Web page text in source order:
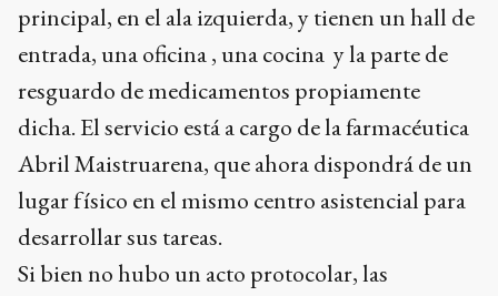
principal, en el ala izquierda, y tienen un hall de
entrada, una oficina , una cocina y la parte de
resguardo de medicamentos propiamente
dicha. El servicio está a cargo de la farmacéutica
Abril Maistruarena, que ahora dispondrá de un
lugar físico en el mismo centro asistencial para
desarrollar sus tareas.
Si bien no hubo un acto protocolar, las